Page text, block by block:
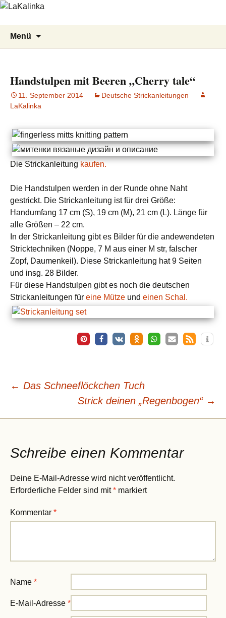
LaKalinka
Menü
Handstulpen mit Beeren „Cherry tale“
11. September 2014
Deutsche Strickanleitungen
LaKalinka
Die Strickanleitung kaufen.
Die Handstulpen werden in der Runde ohne Naht
gestrickt. Die Strickanleitung ist für drei Größe:
Handumfang 17 cm (S), 19 cm (M), 21 cm (L). Länge für
alle Größen – 22 cm.
In der Strickanleitung gibt es Bilder für die andewendeten
Stricktechniken (Noppe, 7 M aus einer M str, falscher
Zopf, Daumenkeil). Diese Strickanleitung hat 9 Seiten
und insg. 28 Bilder.
Für diese Handstulpen gibt es noch die deutschen
Strickanleitungen für eine Mütze und einen Schal.
Beitragsnavigation
← Das Schneeflöckchen Tuch
Strick deinen „Regenbogen“ →
Schreibe einen Kommentar
Deine E-Mail-Adresse wird nicht veröffentlicht.
Erforderliche Felder sind mit* markiert
Kommentar *
Name *
E-Mail-Adresse *